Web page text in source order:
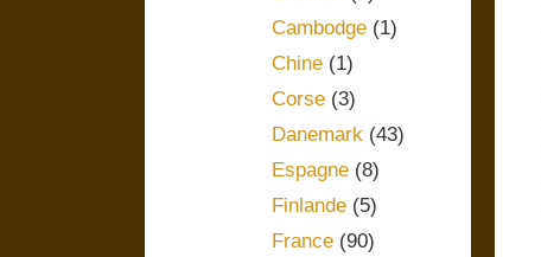
Cambodge(1)
Chine(1)
Corse(3)
Danemark (43)
Espagne(8)
Finlande(5)
France(90)